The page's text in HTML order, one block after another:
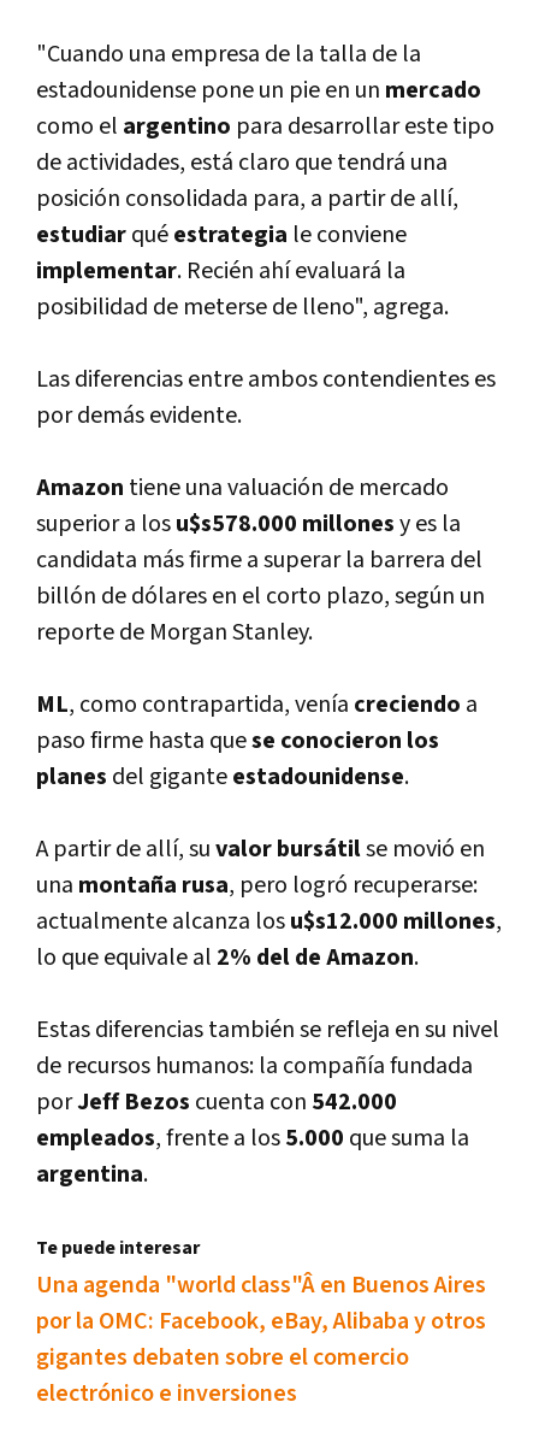
"Cuando una empresa de la talla de la
estadounidense pone un pie en un mercado
como el argentino para desarrollar este tipo
de actividades, está claro que tendrá una
posición consolidada para, a partir de allí­,
estudiarquéestrategia le conviene
implementar. Recién ahí­ evaluará la
posibilidad de meterse de lleno", agrega.
Las diferencias entre ambos contendientes es
por demás evidente.
Amazon tiene una valuación de mercado
superior a losu$s578.000 millonesy es la
candidata más firme a superar la barrera del
billón de dólares en el corto plazo, según un
reporte de Morgan Stanley.
ML, como contrapartida, vení­a creciendo a
paso firme hasta quese conocieron los
planes del giganteestadounidense.
A partir de allí­, suvalor bursátilse movió en
una montaña rusa, pero logró recuperarse:
actualmente alcanza losu$s12.000 millones,
lo que equivale al 2% del de Amazon.
Estas diferencias también se refleja en su nivel
de recursos humanos: la compañí­a fundada
porJeff Bezos cuenta con 542.000
empleados, frente a los5.000 que suma la
argentina.
Te puede interesar
Una agenda "world class"Â en Buenos Aires
por la OMC: Facebook, eBay, Alibaba y otros
gigantes debaten sobre el comercio
electrónico e inversiones